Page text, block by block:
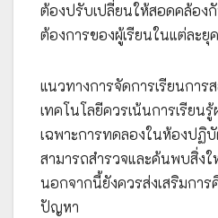
ต้องปรับเปลี่ยนให้สอดคล้อง
ต้องการของผู้เรียนในแต่ละยุค
แนวทางการจัดการเรียนการ
เทคโนโลยีควรเน้นการเรียน
เฉพาะการทดลองในห้องปฏิ
สามารถสำรวจและค้นพบสิ่ง
นอกจากนี้ยังควรส่งเสริมการ
ปัญหา